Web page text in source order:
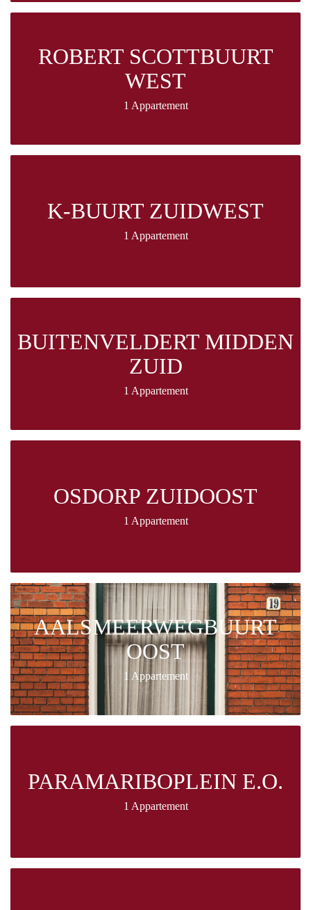
ROBERT SCOTTBUURT
WEST
1 Appartement
K-BUURT ZUIDWEST
1 Appartement
BUITENVELDERT MIDDEN
ZUID
1 Appartement
OSDORP ZUIDOOST
1 Appartement
AALSMEERWEGBUURT
OOST
1 Appartement
PARAMARIBOPLEIN E.O.
1 Appartement